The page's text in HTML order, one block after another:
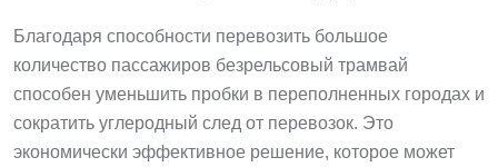
Благодаря способности перевозить большое
количество пассажиров безрельсовый трамвай
способен уменьшить пробки в переполненных городах и
сократить углеродный след от перевозок. Это
экономически эффективное решение, которое может